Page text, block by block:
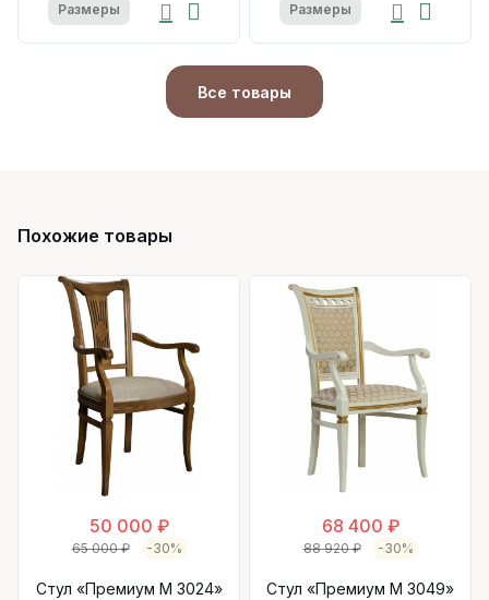
Размеры Размеры
Все товары
Похожие товары
50 000 ₽
65 000 ₽ -30%
Стул «Премиум М 3024»
68 400 ₽
88 920 ₽ -30%
Стул «Премиум М 3049»